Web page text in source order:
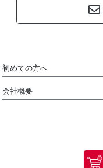
初めての方へ
会社概要